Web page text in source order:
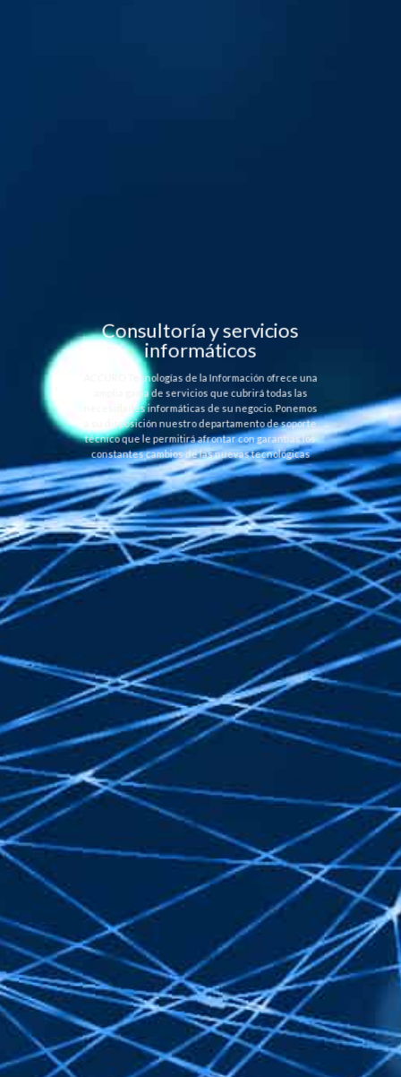
Consultoría y servicios
informáticos
ACCURO Tecnologías de la Información ofrece una
amplia gama de servicios que cubrirá todas las
necesidades informáticas de su negocio. Ponemos
a su disposición nuestro departamento de soporte
técnico que le permitirá afrontar con garantías los
constantes cambios de las nuevas tecnológicas